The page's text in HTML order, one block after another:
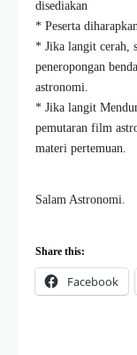
disediakan
* Peserta
* Jika langit cerah,
peneropongan
astronomi.
* Jika langit
pemutaran film
materi pertemuan.
Salam Astronomi.
Share this:
Facebook